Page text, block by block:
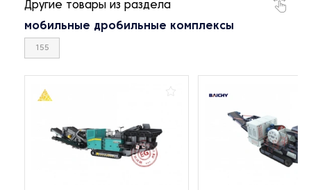
Другие товары из раздела
мобильные дробильные комплексы
155